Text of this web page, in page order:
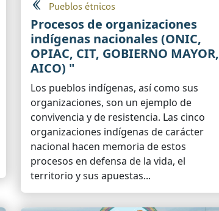
Pueblos étnicos
Procesos de organizaciones
indígenas nacionales (ONIC,
OPIAC, CIT, GOBIERNO MAYOR,
AICO) "
Los pueblos indígenas, así como sus
organizaciones, son un ejemplo de
convivencia y de resistencia. Las cinco
organizaciones indígenas de carácter
nacional hacen memoria de estos
procesos en defensa de la vida, el
territorio y sus apuestas...